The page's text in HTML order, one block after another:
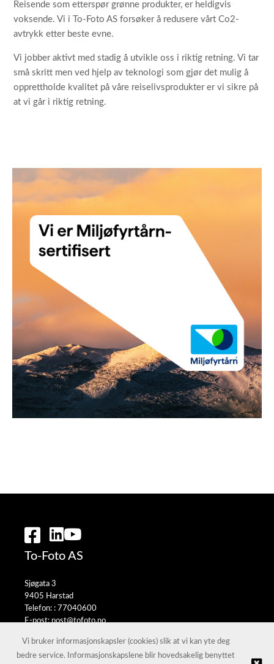
Reisende som etterspør grønne produkter, er heldigvis
voksende. Vi i To-Foto AS forsøker å redusere vårt Co2-
avtrykk etter beste evne.
Vi jobber aktivt med stadig å utvikle oss i riktig retning. Vi tar
små skritt men ved hjelp av teknologi som gjør det mulig å
opprettholde kvalitet på våre reiselivsprodukter er vi sikre på
at vi går i riktig retning.
To-Foto AS
Sjøgata 3
9405 Harstad
Telefon: : 77040600
E-post:post@tofoto.no
Vi bruker informasjonskapsler (cookies) slik at vi kan yte deg
bedre service. Informasjonskapslene blir hovedsakelig benyttet